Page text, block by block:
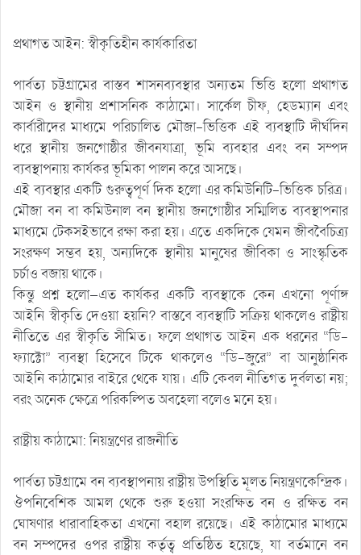
প্রথাগত আইন: স্বীকৃতিহীন কার্যকারিতা
পার্বত্য চট্টগ্রামের বাস্তব শাসনব্যবস্থার অন্যতম ভিত্তি হলো প্রথাগত
আইন ও স্থানীয় প্রশাসনিক কাঠামো। সার্কেল চীফ, হেডম্যান এবং
কার্বারীদের মাধ্যমে পরিচালিত মৌজা-ভিত্তিক এই ব্যবস্থাটি দীর্ঘদিন
ধরে স্থানীয় জনগোষ্ঠীর জীবনযাত্রা, ভূমি ব্যবহার এবং বন সম্পদ
ব্যবস্থাপনায় কার্যকর ভূমিকা পালন করে আসছে।
এই ব্যবস্থার একটি গুরুত্বপূর্ণ দিক হলো এর কমিউনিটি-ভিত্তিক চরিত্র।
মৌজা বন বা কমিউনাল বন স্থানীয় জনগোষ্ঠীর সম্মিলিত ব্যবস্থাপনার
মাধ্যমে টেকসইভাবে রক্ষা করা হয়। এতে একদিকে যেমন জীববৈচিত্র্য
সংরক্ষণ সম্ভব হয়, অন্যদিকে স্থানীয় মানুষের জীবিকা ও সাংস্কৃতিক
চর্চাও বজায় থাকে।
কিন্তু প্রশ্ন হলো—এত কার্যকর একটি ব্যবস্থাকে কেন এখনো পূর্ণাঙ্গ
আইনি স্বীকৃতি দেওয়া হয়নি? বাস্তবে ব্যবস্থাটি সক্রিয় থাকলেও রাষ্ট্রীয়
নীতিতে এর স্বীকৃতি সীমিত। ফলে প্রথাগত আইন এক ধরনের “ডি-
ফ্যাক্টো” ব্যবস্থা হিসেবে টিকে থাকলেও “ডি-জুরে” বা আনুষ্ঠানিক
আইনি কাঠামোর বাইরে থেকে যায়। এটি কেবল নীতিগত দুর্বলতা নয়;
বরং অনেক ক্ষেত্রে পরিকল্পিত অবহেলা বলেও মনে হয়।
রাষ্ট্রীয় কাঠামো: নিয়ন্ত্রণের রাজনীতি
পার্বত্য চট্টগ্রামে বন ব্যবস্থাপনায় রাষ্ট্রীয় উপস্থিতি মূলত নিয়ন্ত্রণকেন্দ্রিক।
ঔপনিবেশিক আমল থেকে শুরু হওয়া সংরক্ষিত বন ও রক্ষিত বন
ঘোষণার ধারাবাহিকতা এখনো বহাল রয়েছে। এই কাঠামোর মাধ্যমে
বন সম্পদের ওপর রাষ্ট্রীয় কর্তৃত্ব প্রতিষ্ঠিত হয়েছে, যা বর্তমানে বন